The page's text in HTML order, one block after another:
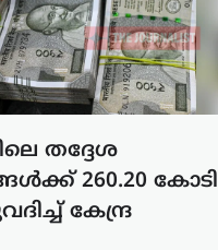
തദ്ദേശ
260.20 കോടി
കേന്ദ്ര